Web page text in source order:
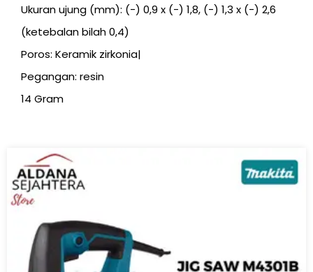
Ukuran ujung (mm): (-) 0,9 x (-) 1,8, (-) 1,3 x (-) 2,6
(ketebalan bilah 0,4)
Poros: Keramik zirkonia|
Pegangan: resin
14 Gram